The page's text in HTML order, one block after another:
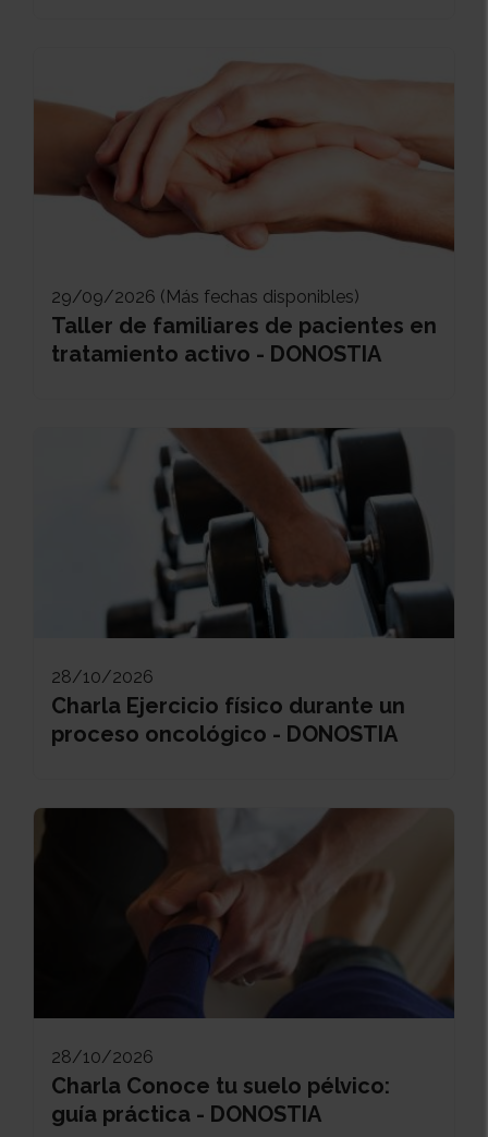
29/09/2026 (Más fechas disponibles)
Taller de familiares de pacientes en
tratamiento activo - DONOSTIA
28/10/2026
Charla Ejercicio físico durante un
proceso oncológico - DONOSTIA
28/10/2026
Charla Conoce tu suelo pélvico:
guía práctica - DONOSTIA